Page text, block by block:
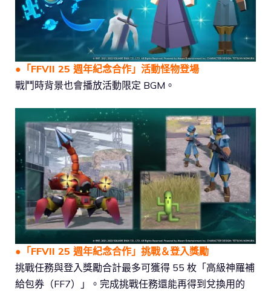
● 「FFVII 25 週年紀念合作」 活動怪物登場
戰鬥時背景也會播放活動限定 BGM。
●「FFVII 25 週年紀念合作」挑戰＆登入獎勵
挑戰任務與登入獎勵合計最多可獲得 55 枚「高級神羅補
給包券（FF7）」。完成挑戰任務還能再得到兌換用的